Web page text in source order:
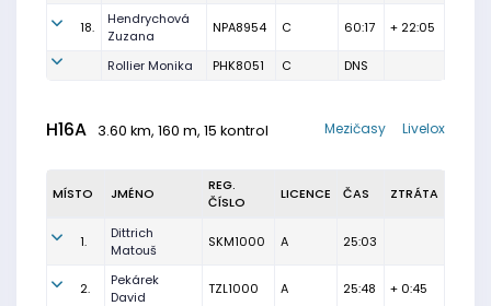
18.
Hendrychová
Zuzana
NPA8954 C 60:17 + 22:05
Rollier Monika PHK8051 C DNS
H16A 3.60 km, 160 m, 15 kontrol Livelox
Mezičasy
MÍSTO JMÉNO
REG.
ČÍSLO
LICENCE ČAS ZTRÁTA
1.
Dittrich
Matouš
SKM1000 A 25:03
2.
Pekárek
David
TZL1000 A 25:48 + 0:45